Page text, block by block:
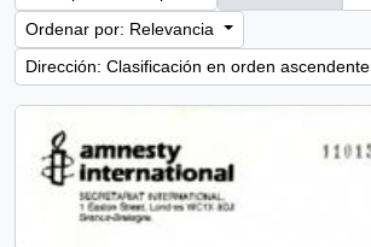
Ordenar por: Relevancia
Dirección: Clasificación en orden ascendente